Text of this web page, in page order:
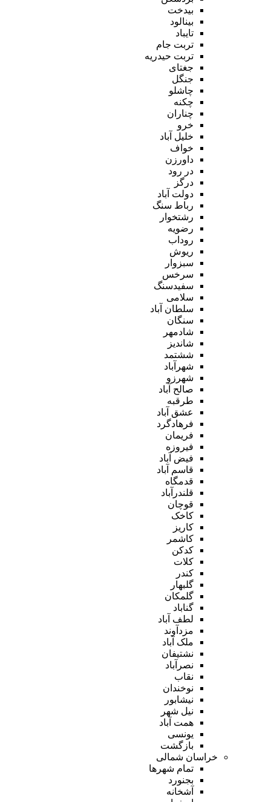
بیدخت
بینالود
تایباد
تربت جام
تربت حیدریه
جغتای
جنگل
چاشلو
چکنه
چناران
خرو
خلیل آباد
خواف
داورزن
در رود
درگز
دولت آباد
رباط سنگ
رشتخوار
رضویه
روداب
ریوش
سبزوار
سرخس
سفیدسنگ
سلامی
سلطان آباد
سنگان
شادمهر
شاندیز
ششتمد
شهرآباد
شهرزو
صالح آباد
طرقبه
عشق آباد
فرهادگرد
فریمان
فیروزه
فیض آباد
قاسم آباد
قدمگاه
قلندرآباد
قوچان
کاخک
کاریز
کاشمر
کدکن
کلات
کندر
گلبهار
گلمکان
گناباد
لطف آباد
مزدآوند
ملک آباد
نشتیفان
نصرآباد
نقاب
نوخندان
نیشابور
نیل شهر
همت آباد
یونسی
بازگشت
خراسان شمالی
تمام شهر‌ها
بجنورد
آشخانه